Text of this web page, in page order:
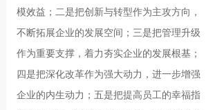
模效益；二是把创新与转型作为主攻方向，
不断拓展企业的发展空间；三是把管理升级
作为重要支撑，着力夯实企业的发展根基；
四是把深化改革作为强大动力，进一步增强
企业的内生动力；五是把提高员工的幸福指